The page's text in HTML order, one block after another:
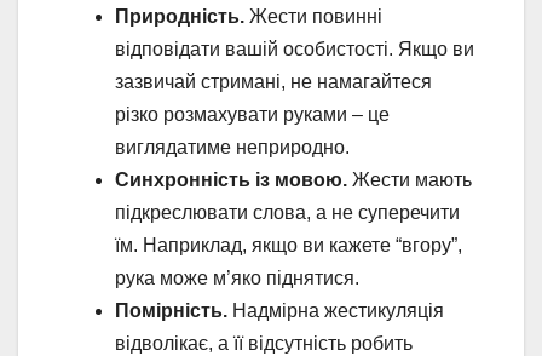
Природність. Жести повинні
відповідати вашій особистості. Якщо ви
зазвичай стримані, не намагайтеся
різко розмахувати руками – це
виглядатиме неприродно.
Синхронність із мовою. Жести мають
підкреслювати слова, а не суперечити
їм. Наприклад, якщо ви кажете “вгору”,
рука може м’яко піднятися.
Помірність. Надмірна жестикуляція
відволікає, а її відсутність робить